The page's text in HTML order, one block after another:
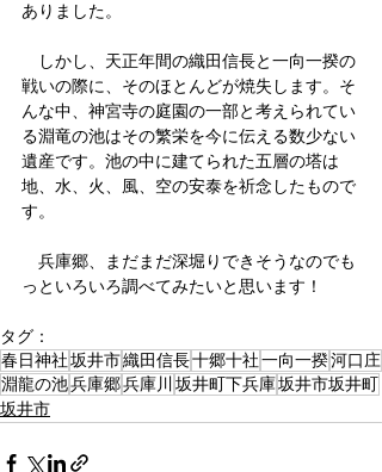
ありました。
しかし、天正年間の織田信長と一向一揆の
戦いの際に、そのほとんどが焼失します。そ
んな中、神宮寺の庭園の一部と考えられてい
る淵竜の池はその繁栄を今に伝える数少ない
遺産です。池の中に建てられた五層の塔は
地、水、火、風、空の安泰を祈念したもので
す。
兵庫郷、まだまだ深堀りできそうなのでも
っといろいろ調べてみたいと思います！
タグ：
春日神社坂井市織田信長十郷十社一向一揆河口庄
淵龍の池兵庫郷兵庫川 坂井町下兵庫坂井市坂井町
坂井市